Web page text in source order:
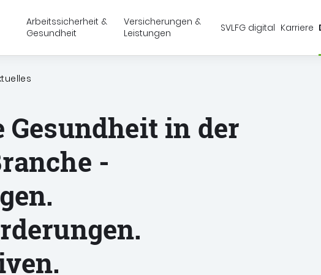
Springe zu:Inhalt
Springe zu:Suche
Springe zu:Hauptmenü
Forsten und Gartenbau (SVLFG)
Arbeitssicherheit &
Gesundheit
Versicherungen &
Leistungen
SVLFG digital Karriere
Gesundheit in der
-